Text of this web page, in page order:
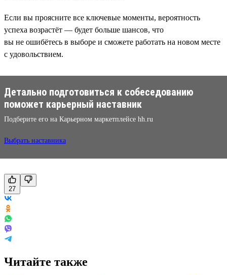
Если вы проясните все ключевые моменты, вероятность
успеха возрастёт — будет больше шансов, что
вы не ошибётесь в выборе и сможете работать на новом месте
с удовольствием.
Детально подготовиться к собеседованию
поможет карьерный наставник
Подберите его на Карьерном маркетплейсе hh.ru
Выбрать наставника
27
Читайте также